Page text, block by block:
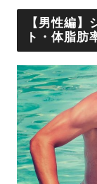
【男性編
ト・体脂肪